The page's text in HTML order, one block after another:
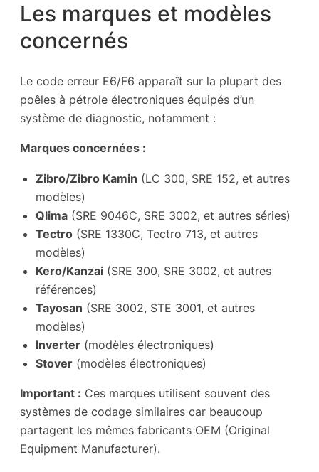
Les marques et modèles
concernés
Le code erreur E6/F6 apparaît sur la plupart des
poêles à pétrole électroniques équipés d’un
système de diagnostic, notamment :
Marques concernées :
Zibro/Zibro Kamin (LC 300, SRE 152, et autres
modèles)
Qlima (SRE 9046C, SRE 3002, et autres séries)
Tectro (SRE 1330C, Tectro 713, et autres
modèles)
Kero/Kanzai (SRE 300, SRE 3002, et autres
références)
Tayosan (SRE 3002, STE 3001, et autres
modèles)
Inverter (modèles électroniques)
Stover (modèles électroniques)
Important : Ces marques utilisent souvent des
systèmes de codage similaires car beaucoup
partagent les mêmes fabricants OEM (Original
Equipment Manufacturer).